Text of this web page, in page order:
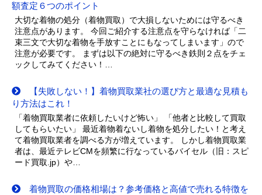
額査定６つのポイント
大切な着物の処分（着物買取）で大損しないためには守るべき
注意点があります。 今回ご紹介する注意点を守らなければ「二
束三文で大切な着物を手放すことにもなってしまいます」ので
注意が必要です。 まずは以下の絶対に守るべき鉄則２点をチェ
ックしてみてください！…
【失敗しない！】着物買取業社の選び方と最適な見積も
り方法はこれ！
「着物買取業者に依頼したいけど怖い」 「他者と比較して買取
してもらいたい」 最近着物着ないし着物を処分したい！と考え
て着物買取業者を調べる方が増えています。 しかし着物買取業
者は、最近テレビCMを頻繁に行なっているバイセル（旧：スピ
ード買取.jp）や…
着物買取の価格相場は？参考価格と高値で売れる特徴を